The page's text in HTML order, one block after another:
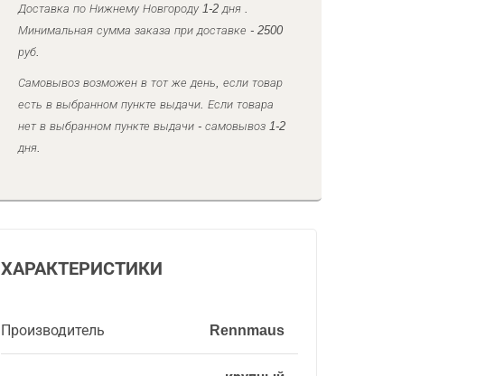
Доставка по Нижнему Новгороду 1-2 дня .
Минимальная сумма заказа при доставке - 2500
руб.
Самовывоз возможен в тот же день, если товар
есть в выбранном пункте выдачи. Если товара
нет в выбранном пункте выдачи - самовывоз 1-2
дня.
ХАРАКТЕРИСТИКИ
Производитель Rennmaus